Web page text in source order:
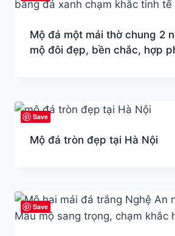
Mộ đá một mái thờ chung 2
mộ đôi đẹp, bền chắc, hợp
Save
Mộ đá tròn đẹp tại Hà Nội
Save